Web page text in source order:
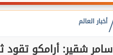
أخبار العالم
سامر شقير: أرامكو تقود